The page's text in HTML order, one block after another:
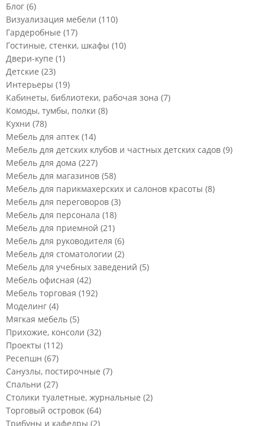
Блог (6)
Визуализация мебели (110)
Гардеробные (17)
Гостиные, стенки, шкафы (10)
Двери-купе (1)
Детские (23)
Интерьеры (19)
Кабинеты, библиотеки, рабочая зона (7)
Комоды, тумбы, полки (8)
Кухни (78)
Мебель для аптек (14)
Мебель для детских клубов и частных детских садов (9)
Мебель для дома (227)
Мебель для магазинов (58)
Мебель для парикмахерских и салонов красоты (8)
Мебель для переговоров (3)
Мебель для персонала (18)
Мебель для приемной (21)
Мебель для руководителя (6)
Мебель для стоматологии (2)
Мебель для учебных заведений (5)
Мебель офисная (42)
Мебель торговая (192)
Моделинг (4)
Мягкая мебель (5)
Прихожие, консоли (32)
Проекты (112)
Ресепшн (67)
Санузлы, постирочные (7)
Спальни (27)
Столики туалетные, журнальные (2)
Торговый островок (64)
Трибуны и кафедры (2)